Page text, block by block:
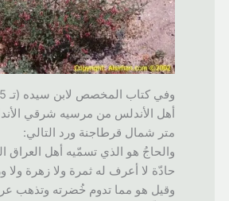
أهل الأندلس من مرسيه شرقي
متر شمال قرطاجنة ورد التالي:
والحاجُ هو الذي تسمّيه أهل العراق
حادّة لا أعرف له ثمرة ولا زهرة ولا
وقيل هو مما تدوم خُضرته وتذهب